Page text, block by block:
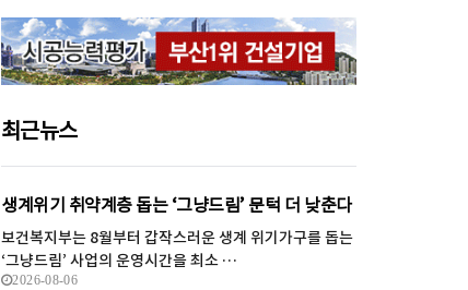
최근뉴스
생계위기 취약계층 돕는 ‘그냥드림’ 문턱 더 낮춘다
보건복지부는 8월부터 갑작스러운 생계 위기가구를 돕는
‘그냥드림’ 사업의 운영시간을 최소 …
2026-08-06